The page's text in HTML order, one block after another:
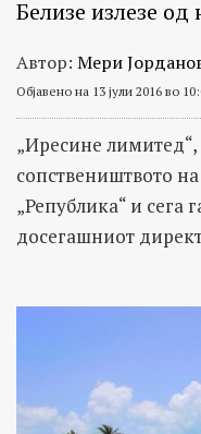
Белизе излезе од
Автор: Мери
Објавено на 13 јули 2016 во
„Иресине
сопствеништвото
„Република“ и сега
досегашниот